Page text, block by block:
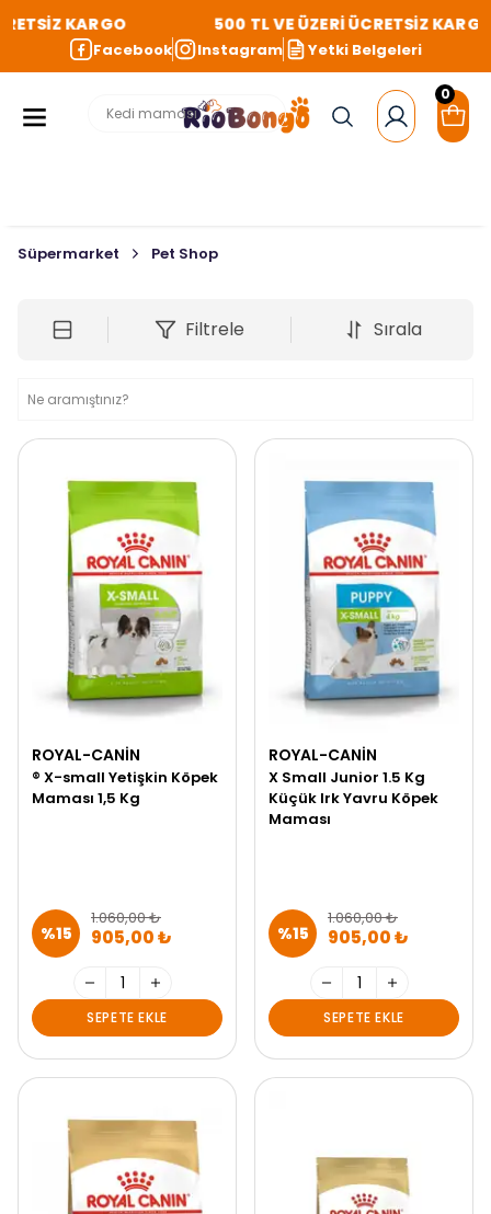
KARGO 500 TL VE ÜZERİ ÜCRETSİZ KARGO
Facebook Instagram Yetki Belgeleri
0
Süpermarket Pet Shop
Filtrele Sırala
ROYAL-CANIN
® X-small Yetişkin Köpek
Maması 1,5 Kg
%15
1.060,00 ₺
905,00 ₺
SEPETE EKLE
ROYAL-CANIN
X Small Junior 1.5 Kg
Küçük Irk Yavru Köpek
Maması
%15
1.060,00 ₺
905,00 ₺
SEPETE EKLE